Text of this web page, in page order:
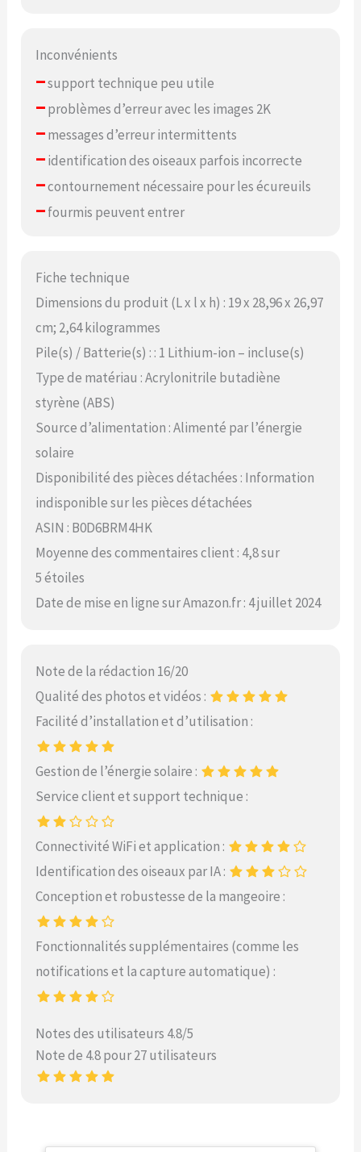
Inconvénients
–support technique peu utile
–problèmes d’erreur avec les images 2K
–messages d’erreur intermittents
–identification des oiseaux parfois incorrecte
–contournement nécessaire pour les écureuils
–fourmis peuvent entrer
Fiche technique
Dimensions du produit (L x l x h) : 19 x 28,96 x 26,97
cm; 2,64 kilogrammes
Pile(s) / Batterie(s) : : 1 Lithium-ion – incluse(s)
Type de matériau : Acrylonitrile butadiène
styrène (ABS)
Source d’alimentation : Alimenté par l’énergie
solaire
Disponibilité des pièces détachées : Information
indisponible sur les pièces détachées
ASIN : B0D6BRM4HK
Moyenne des commentaires client : 4,8 sur
5 étoiles
Date de mise en ligne sur Amazon.fr : 4 juillet 2024
Note de la rédaction 16/20
Qualité des photos et vidéos :
Facilité d’installation et d’utilisation :
Gestion de l’énergie solaire :
Service client et support technique :
Connectivité WiFi et application :
Identification des oiseaux par IA :
Conception et robustesse de la mangeoire :
Fonctionnalités supplémentaires (comme les
notifications et la capture automatique) :
Notes des utilisateurs 4.8/5
Note de 4.8 pour 27 utilisateurs